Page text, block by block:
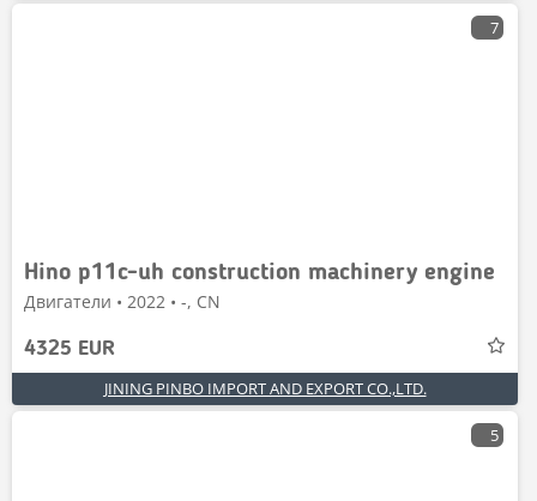
7
Hino p11c-uh construction machinery engine
Двигатели • 2022 • -, CN
4325 EUR
JINING PINBO IMPORT AND EXPORT CO.,LTD.
5